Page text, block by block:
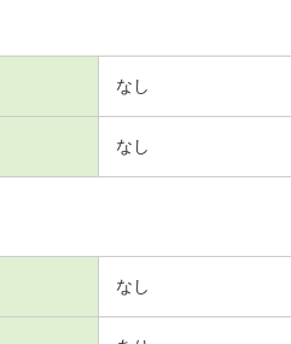
なし
なし
なし